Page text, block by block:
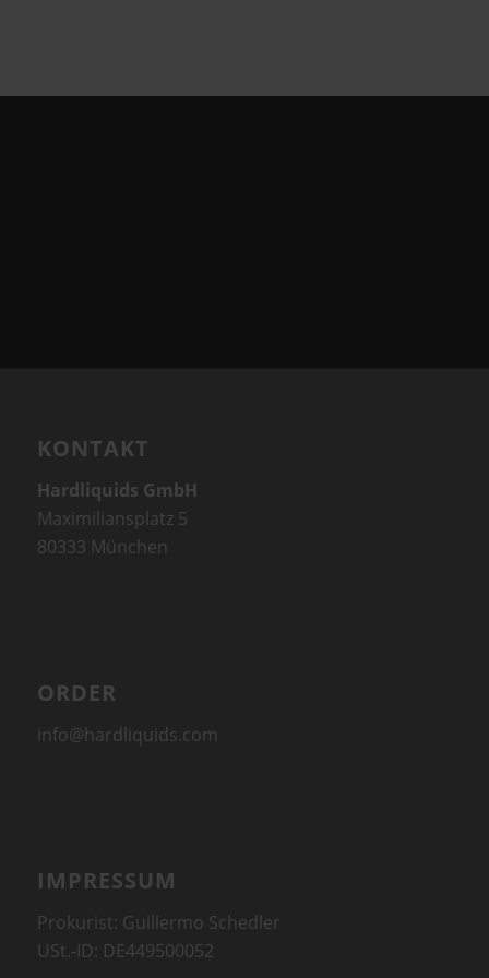
KONTAKT
Hardliquids GmbH
Maximiliansplatz 5
80333 München
ORDER
info@hardliquids.com
IMPRESSUM
Prokurist: Guillermo Schedler
USt.-ID: DE449500052